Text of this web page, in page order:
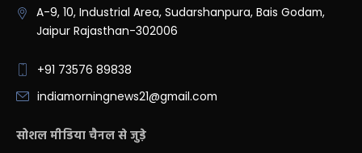
A-9, 10, Industrial Area, Sudarshanpura, Bais Godam,
Jaipur Rajasthan-302006
+91 73576 89838
indiamorningnews21@gmail.com
सोशल मीडिया चैनल से जुड़े